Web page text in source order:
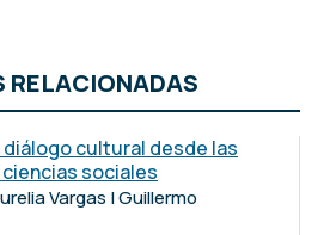
RELACIONADAS
diálogo cultural desde las
sociales
Vargas | Guillermo